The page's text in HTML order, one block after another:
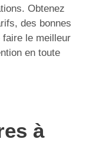
Obtenez
des bonnes
faire le meilleur
en toute
à